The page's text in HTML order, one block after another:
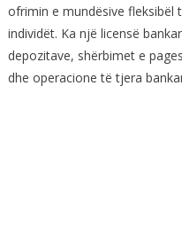
ofrimin e mundësive fleksibël
individët. Ka një licensë
depozitave, shërbimet e
dhe operacione të tjera